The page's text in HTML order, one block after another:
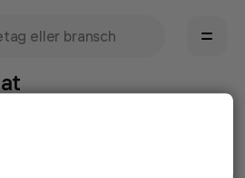
snabbare kan avhjälpa det.